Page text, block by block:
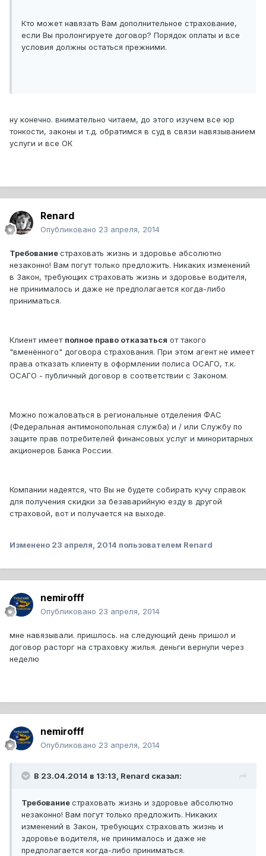
Кто может навязать Вам дополнительное страхование,
если Вы пролонгируете договор? Порядок оплаты и все
условия должны остаться прежними.
ну конечно. внимательно читаем, до этого изучем все юр
тонкости, законы и т.д. обратимся в суд в связи навязыванием
услуги и все ОК
Renard
Опубликовано 23 апреля, 2014
Требованиестраховать жизнь и здоровье абсолютно
незаконно! Вам погут только предложить. Никаких изменений
в Закон, требующих страховать жизнь и здоровье водителя,
не принималось и даже не предполагается когда-либо
приниматься.
Клиент имеет полное право отказаться от такого
"вменённого" договора страхования. При этом агент не имеет
права отказать клиенту в оформлении полиса ОСАГО, т.к.
ОСАГО - публичный договор в соответствии с Законом.
Можно пожаловаться в региональные отделения ФАС
(Федеральная антимонопольная служба) и / или Службу по
защите прав потребителей финансовых услуг и миноритарных
акционеров Банка России.
Компании надеятся, что Вы не будете собирать кучу справок
для получения скидки за безаварийную езду в другой
страховой, вот и получается на выходе.
Изменено 23 апреля, 2014 пользователем Renard
nemirofff
Опубликовано 23 апреля, 2014
мне навязывали. пришлось. на следующий день пришол и
договор расторг на страховку жилья. деньги вернули через
неделю
nemirofff
Опубликовано 23 апреля, 2014
В 23.04.2014 в 13:13, Renard сказал:
Требованиестраховать жизнь и здоровье абсолютно
незаконно! Вам погут только предложить. Никаких
изменений в Закон, требующих страховать жизнь и
здоровье водителя, не принималось и даже не
предполагается когда-либо приниматься.